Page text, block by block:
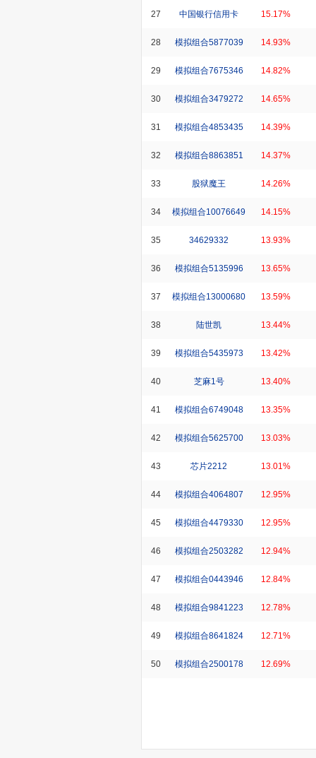
27 中国银行信用卡 15.17%
28 模拟组合5877039 14.93%
29 模拟组合7675346 14.82%
30 模拟组合3479272 14.65%
31 模拟组合4853435 14.39%
32 模拟组合8863851 14.37%
33 股狱魔王 14.26%
34 模拟组合10076649 14.15%
35 34629332 13.93%
36 模拟组合5135996 13.65%
37 模拟组合13000680 13.59%
38 陆世凯 13.44%
39 模拟组合5435973 13.42%
40 芝麻1号 13.40%
41 模拟组合6749048 13.35%
42 模拟组合5625700 13.03%
43 芯片2212 13.01%
44 模拟组合4064807 12.95%
45 模拟组合4479330 12.95%
46 模拟组合2503282 12.94%
47 模拟组合0443946 12.84%
48 模拟组合9841223 12.78%
49 模拟组合8641824 12.71%
50 模拟组合2500178 12.69%